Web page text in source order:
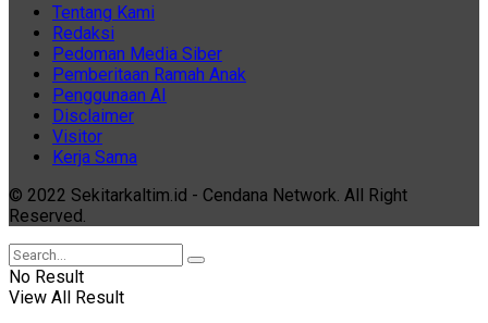
Tentang Kami
Redaksi
Pedoman Media Siber
Pemberitaan Ramah Anak
Penggunaan AI
Disclaimer
Visitor
Kerja Sama
© 2022 Sekitarkaltim.id - Cendana Network. All Right
Reserved.
No Result
View All Result